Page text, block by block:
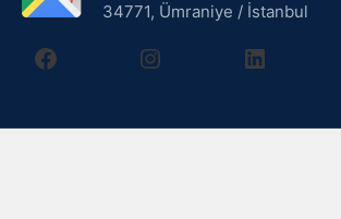
34771, Ümraniye / İstanbul
facebookinstagramlinkedin